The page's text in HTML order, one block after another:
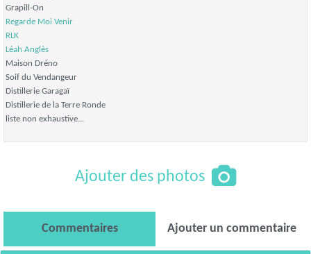
Grapill-On
Regarde Moi Venir
RLK
Léah Anglès
Maison Dréno
Soif du Vendangeur
Distillerie Garagaï
Distillerie de la Terre Ronde
liste non exhaustive...
Ajouter des photos
Commentaires Ajouter un commentaire